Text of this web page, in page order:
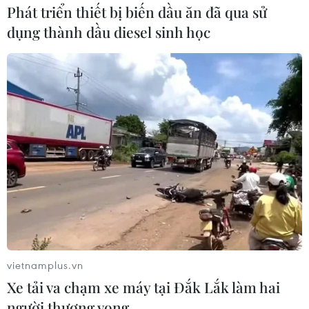
6 công thức nước detox của các ngôi sao
giúp bạn đẹp hơn từ bên trong
25/02/2022 03:22
Chỉ cần ngâm vài lát chanh và vài lát dưa chuột với
nước lọc, sau đó để trong ngăn mát tủ lạnh là bạn đã
có một bình nước detox ngon lành giúp thanh lọc và và
Phát triển thiết bị biến dầu ăn đã qua sử
dụng thành dầu diesel sinh học
vietnamplus.vn
Xe tải va chạm xe máy tại Đắk Lắk làm hai